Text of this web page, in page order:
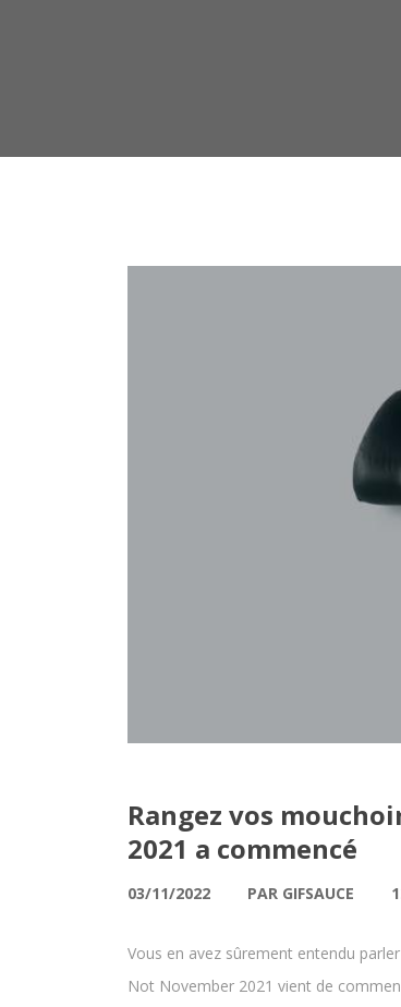
Rangez vos
2021 a commencé
03/11/2022 PAR GIFSAUCE
Vous en avez sûrement entendu
Not November 2021 vient de